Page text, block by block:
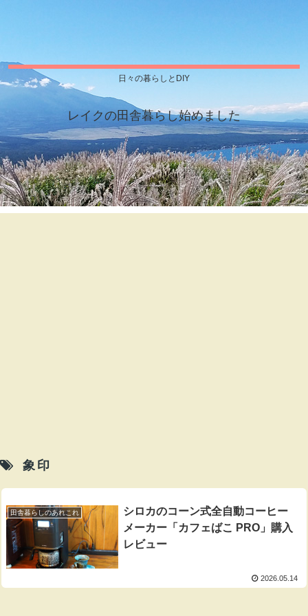
日々の暮らしとDIY
レイクの田舎暮らし始めました
象印
田舎暮らしのあれこれ
シロカのコーン式全自動コーヒー
メーカー「カフェばこ PRO」購入
レビュー
2026.05.14